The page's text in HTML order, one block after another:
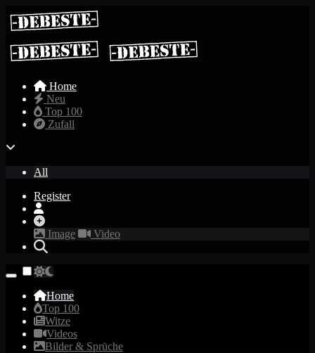
Home
Neu
Top 100
Zufall
All
Register
Image Video
Home
Top 100
Witze
Videos
Bilder & Sprüche